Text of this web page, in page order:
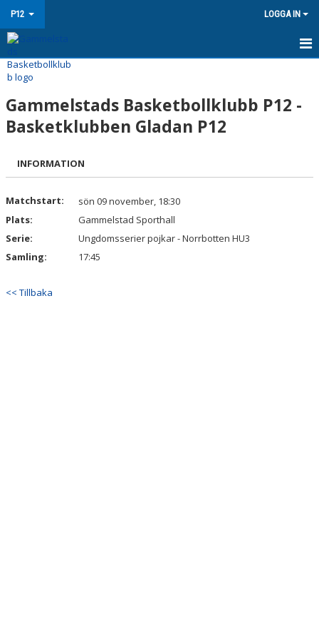
P12 LOGGA IN
P12
NYHETER
KALENDER
MATCHER
TRUPPEN
BILDGALLERI
DOKUMENT
KONTAKT
Gammelstads Basketbollklubb P12 -
Basketklubben Gladan P12
INFORMATION
Matchstart:
sön 09 november, 18:30
Plats:
Gammelstad Sporthall
Serie:
Ungdomsserier pojkar - Norrbotten HU3
Samling:
17:45
<< Tillbaka